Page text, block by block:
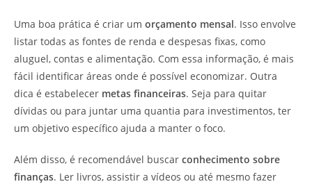
Uma boa prática é criar um orçamento mensal. Isso envolve
listar todas as fontes de renda e despesas fixas, como
aluguel, contas e alimentação. Com essa informação, é mais
fácil identificar áreas onde é possível economizar. Outra
dica é estabelecer metas financeiras. Seja para quitar
dívidas ou para juntar uma quantia para investimentos, ter
um objetivo específico ajuda a manter o foco.
Além disso, é recomendável buscar conhecimento sobre
finanças. Ler livros, assistir a vídeos ou até mesmo fazer